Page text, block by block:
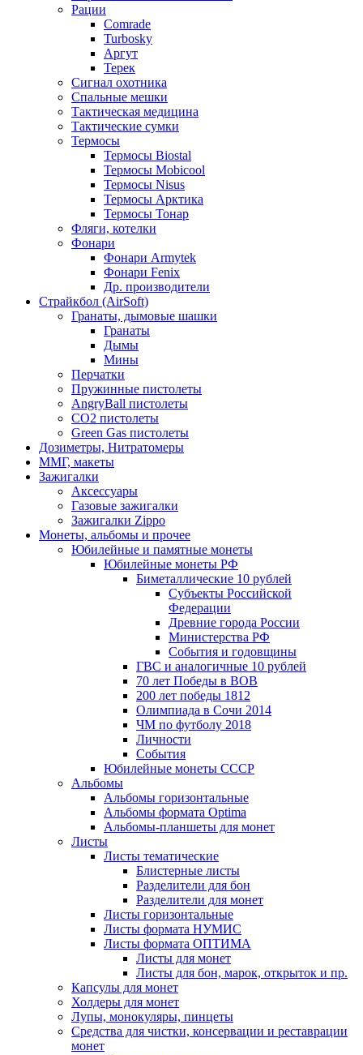
Рации
Comrade
Turbosky
Аргут
Терек
Сигнал охотника
Спальные мешки
Тактическая медицина
Тактические сумки
Термосы
Термосы Biostal
Термосы Mobicool
Термосы Nisus
Термосы Арктика
Термосы Тонар
Фляги, котелки
Фонари
Фонари Armytek
Фонари Fenix
Др. производители
Страйкбол (AirSoft)
Гранаты, дымовые шашки
Гранаты
Дымы
Мины
Перчатки
Пружинные пистолеты
AngryBall пистолеты
CO2 пистолеты
Green Gas пистолеты
Дозиметры, Нитратомеры
ММГ, макеты
Зажигалки
Аксессуары
Газовые зажигалки
Зажигалки Zippo
Монеты, альбомы и прочее
Юбилейные и памятные монеты
Юбилейные монеты РФ
Биметаллические 10 рублей
Субъекты Российской
Федерации
Древние города России
Министерства РФ
События и годовщины
ГВС и аналогичные 10 рублей
70 лет Победы в ВОВ
200 лет победы 1812
Олимпиада в Сочи 2014
ЧМ по футболу 2018
Личности
События
Юбилейные монеты СССР
Альбомы
Альбомы горизонтальные
Альбомы формата Optima
Альбомы-планшеты для монет
Листы
Листы тематические
Блистерные листы
Разделители для бон
Разделители для монет
Листы горизонтальные
Листы формата НУМИС
Листы формата ОПТИМА
Листы для монет
Листы для бон, марок, открыток и пр.
Капсулы для монет
Холдеры для монет
Лупы, монокуляры, пинцеты
Средства для чистки, консервации и реставрации
монет